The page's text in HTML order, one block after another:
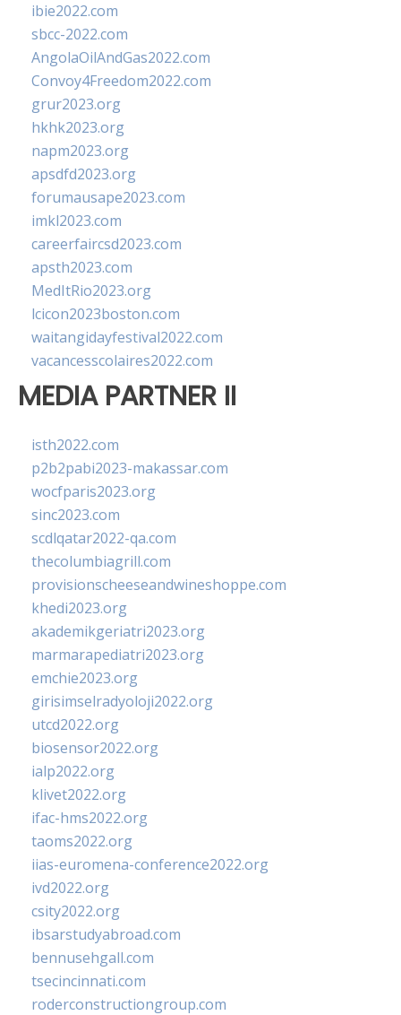
ibie2022.com
sbcc-2022.com
AngolaOilAndGas2022.com
Convoy4Freedom2022.com
grur2023.org
hkhk2023.org
napm2023.org
apsdfd2023.org
forumausape2023.com
imkl2023.com
careerfaircsd2023.com
apsth2023.com
MedItRio2023.org
lcicon2023boston.com
waitangidayfestival2022.com
vacancesscolaires2022.com
MEDIA PARTNER II
isth2022.com
p2b2pabi2023-makassar.com
wocfparis2023.org
sinc2023.com
scdlqatar2022-qa.com
thecolumbiagrill.com
provisionscheeseandwineshoppe.com
khedi2023.org
akademikgeriatri2023.org
marmarapediatri2023.org
emchie2023.org
girisimselradyoloji2022.org
utcd2022.org
biosensor2022.org
ialp2022.org
klivet2022.org
ifac-hms2022.org
taoms2022.org
iias-euromena-conference2022.org
ivd2022.org
csity2022.org
ibsarstudyabroad.com
bennusehgall.com
tsecincinnati.com
roderconstructiongroup.com